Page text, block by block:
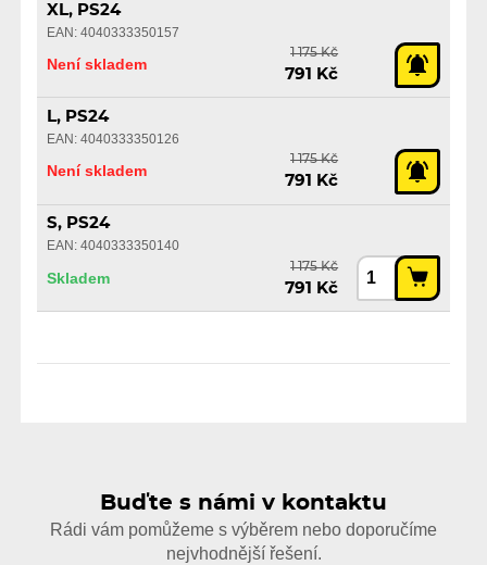
XL, PS24
EAN: 4040333350157
Není skladem
1 175 Kč
791 Kč
L, PS24
EAN: 4040333350126
Není skladem
1 175 Kč
791 Kč
S, PS24
EAN: 4040333350140
Skladem
1 175 Kč
791 Kč
Buďte s námi v kontaktu
Rádi vám pomůžeme s výběrem nebo doporučíme
nejvhodnější řešení.